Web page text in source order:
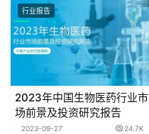
行业报告
2023年中国生物医药行业市
场前景及投资研究报告
2023-09-27 24.7K